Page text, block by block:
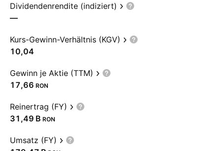
Dividendenrendite (indiziert)
—
Kurs-Gewinn-Verhältnis (KGV)
10,04
Gewinn je Aktie (TTM)
17,66 RON
Reinertrag (FY)
‪31,49 B‬ RON
Umsatz (FY)